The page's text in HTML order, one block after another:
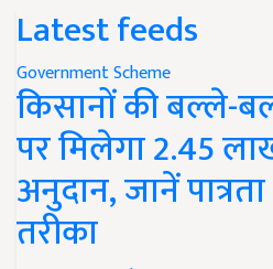
Latest feeds
Government Scheme
किसानों की बल्ले-
पर मिलेगा 2.45
अनुदान, जानें
तरीका